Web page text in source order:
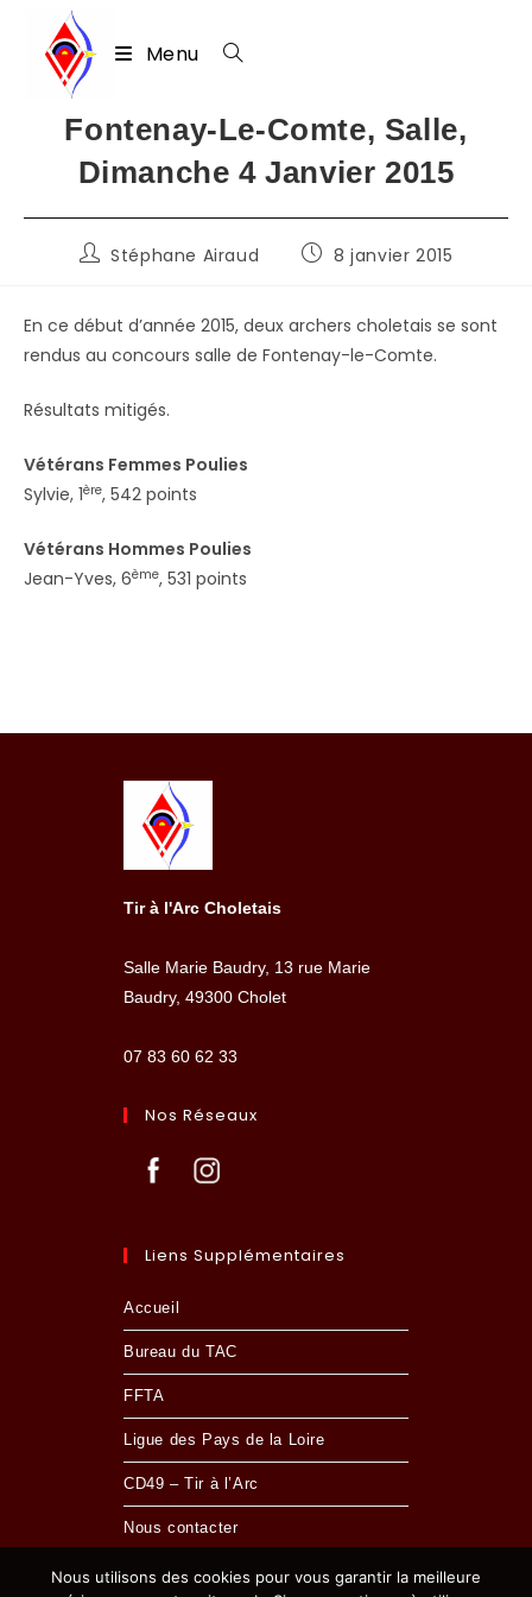
Menu
Fontenay-Le-Comte, Salle,
Dimanche 4 Janvier 2015
Auteur/autrice
publication :
Stéphane Airaud
Publication
8 janvier 2015
En ce début d’année 2015, deux archers choletais se sont
rendus au concours salle de Fontenay-le-Comte.
Résultats mitigés.
Vétérans Femmes Poulies
Sylvie, 1ère, 542 points
Vétérans Hommes Poulies
Jean-Yves, 6ème, 531 points
Tir à l'Arc Choletais
Salle Marie Baudry, 13 rue Marie
Baudry, 49300 Cholet
07 83 60 62 33
Nos Réseaux
Liens Supplémentaires
Accueil
Bureau du TAC
FFTA
Ligue des Pays de la Loire
CD49 – Tir à l’Arc
Nous contacter
Nous utilisons des cookies pour vous garantir la meilleure